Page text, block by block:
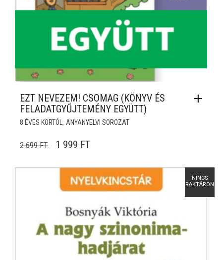
EZT NEVEZEM! CSOMAG (KÖNYV ÉS
FELADATGYŰJTEMÉNY EGYÜTT)
8 ÉVES KORTÓL, ANYANYELVI SOROZAT
2 699FT ORIGINAL PRICE WAS: 2 699 FT.
1 999 FTCURRENT PRICE IS: 1 999 FT.
NINCS
RAKTÁRON